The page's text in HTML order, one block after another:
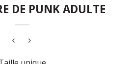
DE PUNK ADULTE